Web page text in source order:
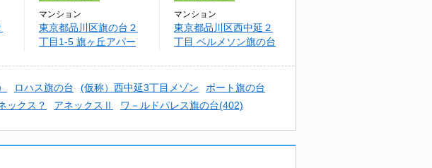
マンション
東京都品川区旗の台２
丁目1-5 旗ヶ丘アパー
マンション
東京都品川区西中延２
丁目 ベルメソン旗の台
ロハス旗の台 (仮称）西中延3丁目メゾン
ポート旗の台
ックス？ アネックスⅡ ワ－ルドパレス旗の台(402)